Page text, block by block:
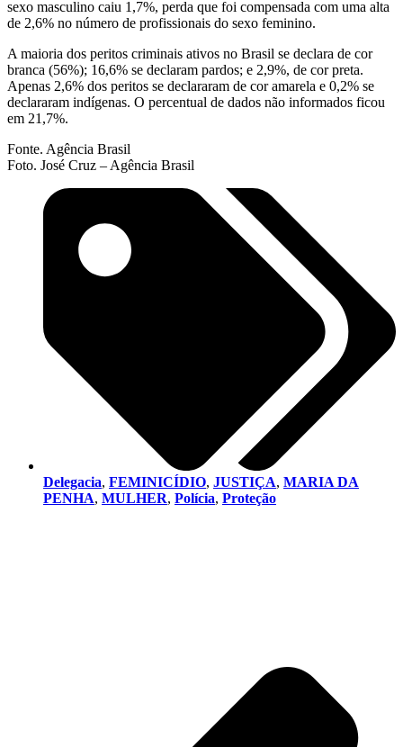
sexo masculino caiu 1,7%, perda que foi compensada com uma alta
de 2,6% no número de profissionais do sexo feminino.
A maioria dos peritos criminais ativos no Brasil se declara de cor
branca (56%); 16,6% se declaram pardos; e 2,9%, de cor preta.
Apenas 2,6% dos peritos se declararam de cor amarela e 0,2% se
declararam indígenas. O percentual de dados não informados ficou
em 21,7%.
Fonte. Agência Brasil
Foto. José Cruz – Agência Brasil
Delegacia, FEMINICÍDIO, JUSTIÇA, MARIA DA
PENHA, MULHER, Polícia, Proteção